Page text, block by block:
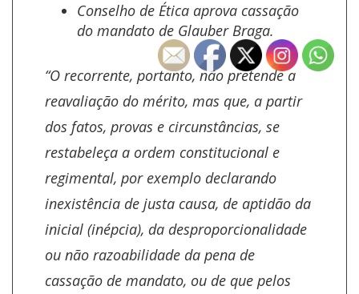
Conselho de Ética aprova cassação
do mandato de Glauber Braga.
“O recorrente, portanto, não pretende a
reavaliação do mérito, mas que, a partir
dos fatos, provas e circunstâncias, se
restabeleça a ordem constitucional e
regimental, por exemplo declarando
inexistência de justa causa, de aptidão da
inicial (inépcia), da desproporcionalidade
ou não razoabilidade da pena de
cassação de mandato, ou de que pelos